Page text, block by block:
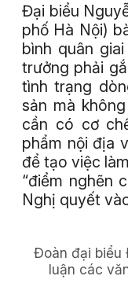
Đại biểu
phố Hà Nội)
bình quân
trưởng phải
tình trạng
sản mà
cần có cơ
phẩm nội địa
để tạo việc
“điểm nghẽn
Nghị quyết
Đoàn đại biểu
luận các